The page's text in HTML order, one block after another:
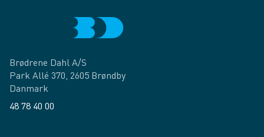
Brødrene Dahl A/S
Park Allé 370, 2605 Brøndby
Danmark
48 78 40 00